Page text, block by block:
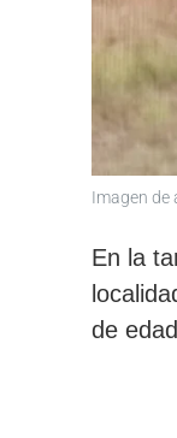
Imagen de
En la
de